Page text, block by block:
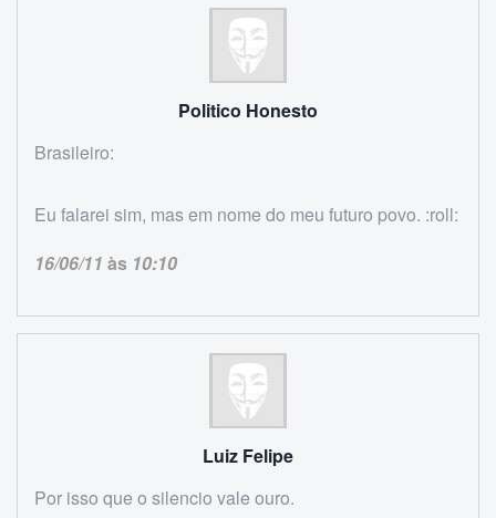
Politico Honesto
Brasileiro:
Eu falarei sim, mas em nome do meu futuro povo. :roll:
16/06/11 às 10:10
Luiz Felipe
Por isso que o silencio vale ouro.